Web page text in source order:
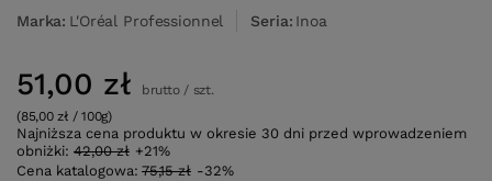
Marka L'Oréal Professionnel Seria Inoa
51,00 zł brutto/ szt.
(85,00 zł / 100g)
Najniższa cena produktu w okresie 30 dni przed wprowadzeniem
obniżki: 42,00 zł +21%
Cena katalogowa: 75,15 zł -32%